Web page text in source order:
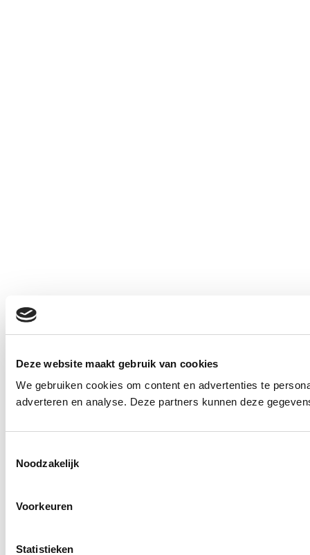
Deze website maakt gebruik van cookies
We gebruiken cookies om content en advertenties te
adverteren en analyse. Deze partners kunnen deze
Noodzakelijk
Voorkeuren
Statistieken